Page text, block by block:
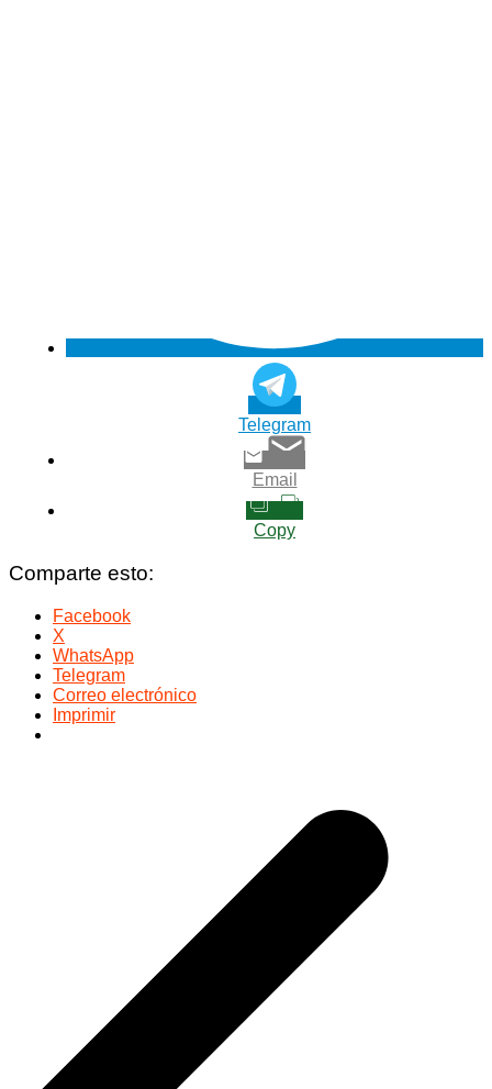
Telegram
Email
Copy
Comparte esto:
Facebook
X
WhatsApp
Telegram
Correo electrónico
Imprimir